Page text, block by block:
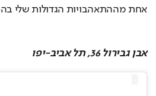
אחת מההתאהבויות הגדולות שלי
אבן גבירול 36, תל אביב-יפו